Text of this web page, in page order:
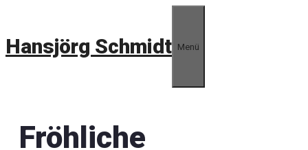
springen
Hansjörg Schmidt Menü
Fröhliche